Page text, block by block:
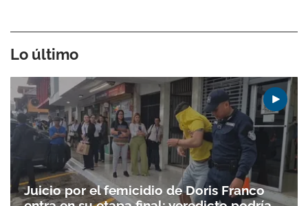
Lo último
Juicio por el femicidio de Doris Franco